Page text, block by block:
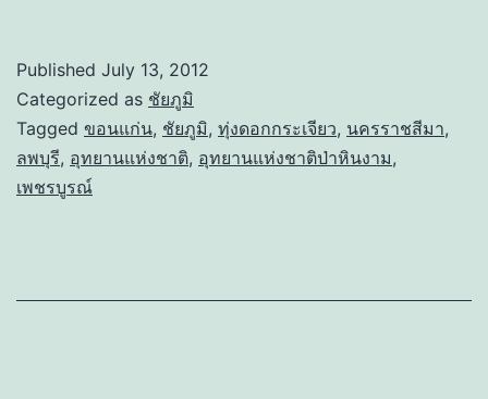
Published July 13, 2012
Categorized as ชัยภูมิ
Tagged ขอนแก่น, ชัยภูมิ, ทุ่งดอกกระเจียว, นครราชสีมา,
ลพบุรี, อุทยานแห่งชาติ, อุทยานแห่งชาติป่าหินงาม,
เพชรบูรณ์